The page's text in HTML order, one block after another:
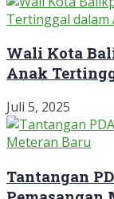
Wali Kota
Anak
Juli 5, 2025
Tantangan